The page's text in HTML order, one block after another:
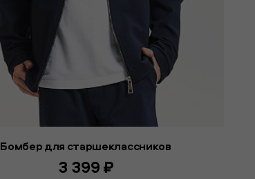
Бомбер для старшеклассников
3 399 ₽